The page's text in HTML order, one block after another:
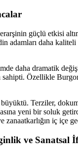
güçlü etkisi
adamları daha
daha dramatik
Özellikle
Terziler,
yeni bir soluk
zanaatkarlığın iç içe
ve Sanatsal